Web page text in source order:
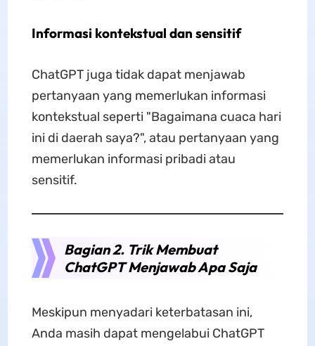
Informasi kontekstual dan sensitif
ChatGPT juga tidak dapat menjawab
pertanyaan yang memerlukan informasi
kontekstual seperti "Bagaimana cuaca hari
ini di daerah saya?", atau pertanyaan yang
memerlukan informasi pribadi atau
sensitif.
Bagian 2. Trik Membuat
ChatGPT Menjawab Apa Saja
Meskipun menyadari keterbatasan ini,
Anda masih dapat mengelabui ChatGPT